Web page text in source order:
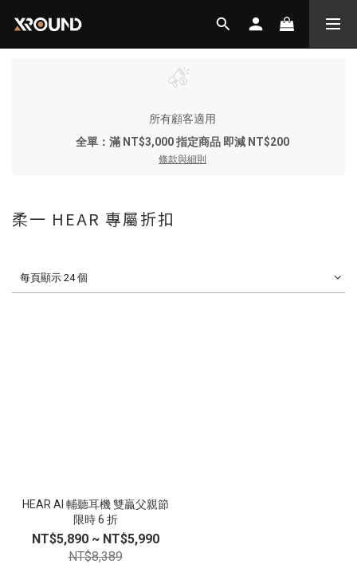
所有顧客適用
全單：滿 NT$3,000 指定商品 即減 NT$200
條款與細則
柔一 HEAR 專屬折扣
每頁顯示 24 個
HEAR AI 輔聽耳機 雙贏父親節
限時 6 折
NT$5,890 ~ NT$5,990
NT$8,389